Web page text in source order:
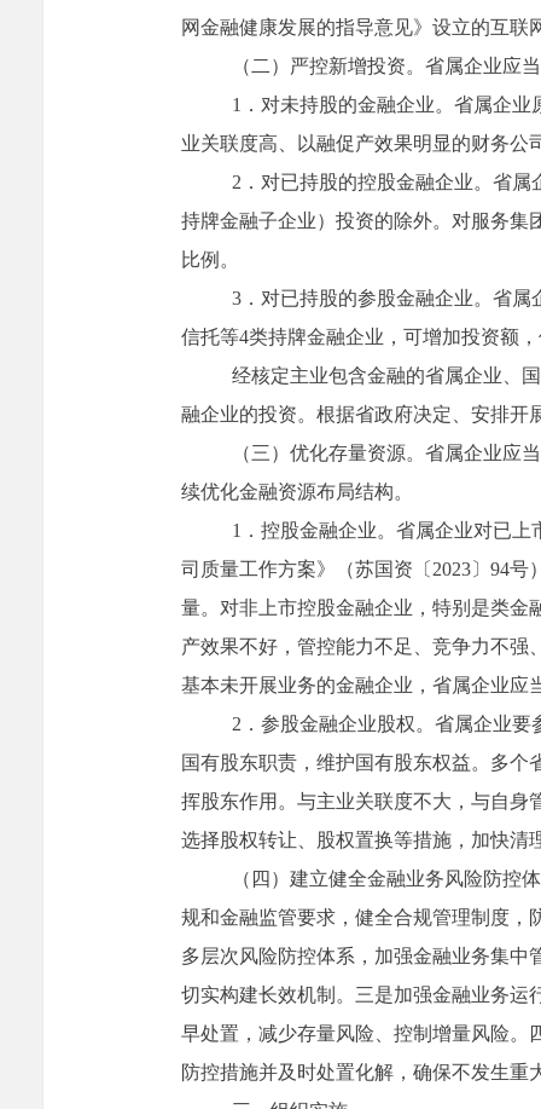
网金融健康发展的指导意见》设立的互
（二）严控新增投资。 省属企业应
1 ．对未持股的金融企业。省属企
业关联度高、以融促产效果明显的财务公
2 ．对已持股的控股金融企业。省
持牌金融子企业）投资的除外。对服务集
比例。
3 ．对已持股的参股金融企业。省
信托等4类持牌金融企业，可增加投资额
经核定主业包含金融的省属企业、
融企业的投资。根据省政府决定、安排开
（三）优化存量资源。 省属企业应
续优化金融资源布局结构。
1 ．控股金融企业。省属企业对已
司质量工作方案》（苏国资〔 2023〕 94号
量。对非上市控股金融企业，特别是类金
产效果不好，管控能力不足、竞争力不
基本未开展业务的金融企业，省属企业应
2 ．参股金融企业股权。省属企业
国有股东职责，维护国有股东权益。多
挥股东作用。与主业关联度不大，与自身
选择股权转让、股权置换等措施，加快清
（四）建立健全金融业务风险防控
规和金融监管要求，健全合规管理制度，
多层次风险防控体系，加强金融业务集
切实构建长效机制。 三是加强金融业务运
早处置，减少存量风险、控制增量风险。
防控措施并及时处置化解，确保不发生重